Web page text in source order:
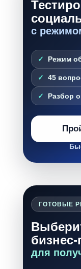
с
Режим
45
Разбор
ГОТОВЫЕ
бизнес-
для